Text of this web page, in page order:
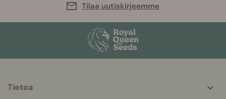
Tilaa uutiskirjeemme
More
Tietoa